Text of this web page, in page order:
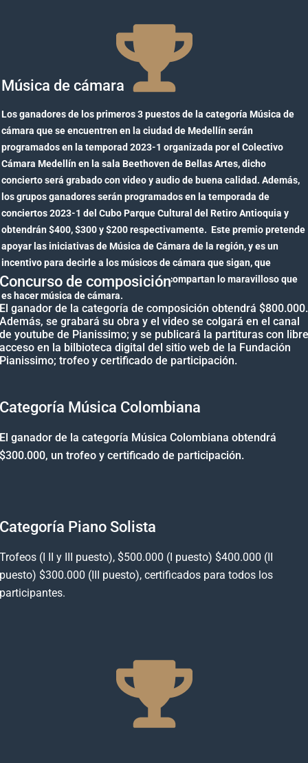
Música de cámara
Los ganadores de los primeros 3 puestos de la categoría Música de
cámara que se encuentren en la ciudad de Medellín serán
programados en la temporad 2023-1 organizada por el Colectivo
Cámara Medellín en la sala Beethoven de Bellas Artes, dicho
concierto será grabado con video y audio de buena calidad. Además,
los grupos ganadores serán programados en la temporada de
conciertos 2023-1 del Cubo Parque Cultural del Retiro Antioquia y
obtendrán $400, $300 y $200 respectivamente. Este premio pretende
apoyar las iniciativas de Música de Cámara de la región, y es un
incentivo para decirle a los músicos de cámara que sigan, que
continúen, que ensayen, que toquen y compartan lo maravilloso que
es hacer música de cámara.
Concurso de composición
El ganador de la categoría de composición obtendrá $800.000.
Además, se grabará su obra y el video se colgará en el canal
de youtube de Pianissimo; y se publicará la partituras con libre
acceso en la bilbioteca digital del sitio web de la Fundación
Pianissimo; trofeo y certificado de participación.
Categoría Música Colombiana
El ganador de la categoría Música Colombiana obtendrá
$300.000, un trofeo y certificado de participación.
Categoría Piano Solista
Trofeos (I II y III puesto), $500.000 (I puesto) $400.000 (II
puesto) $300.000 (III puesto), certificados para todos los
participantes.